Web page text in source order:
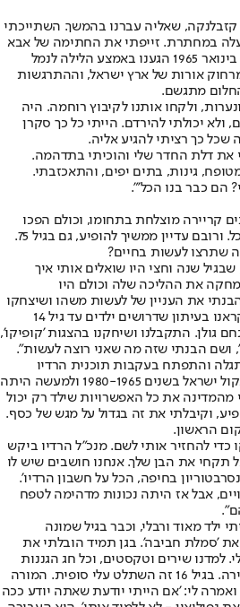
קזבלנקה, שאליה עברנו בהמשך. השתייכתי
במחתרת. זייפתי את החתימה של אבא
שלי, שכביכול מאשר לי לעלות. בינואר 1965 הגענו באמצע הלילה לנמל
מרחוק אורות של ארץ ישראל, וההתרגשות
מתגשם.
של כ־14 נערים ונערות, ולקחו אותנו לקיבוץ רוחמה. היה
ולא יכולתי להירדם. הייתי כל כך סקרן
כך רציתי להגיע אליה.
את דלת החדר שלי והוכיתי בתדהמה.
גינות, בתים יפים, והתאכזבתי.
הם כבר בנו הכל'".
קריירה מוצלחת בתחומו, וכולם הפכו
עדיין ממשיך להופיע, גם בגיל 75.
שתרצו לעשות בחיים?
שנה וחצי היו שואלים אותי איך
מחקה את ההליכה שלה וכולם היו
את העניין של לעשות משהו ושיצחקו
ממנו. בגיל 12 חברה שלי ואני קראנו בעיתון שדרושים ילדים עד גיל 14
גולן. התקבלנו ושיחקנו בהצגות 'קופיקו',
ושם הבנתי שזה מה שאני רוצה לעשות".
והתפתח בעקבות תוכנית הרדיו
'תשואות ראשונות', ששודרה בקול ישראל בשנים 1980-1965 ולמעשה היתה
מהמדינה את כל האפשרויות שילד רק יכול
וקיבלתי את זה בגדול על מגש של כסף.
הראשון.
להחזיר אותי לשם. מנכ"ל הרדיו ביקש
תקחי את הבן שלך. אנחנו חושבים שיש לו
בחיפה, הכל על חשבון הרדיו'.
אבל אז היתה נכונות מדהימה לטפח
ילד מאוד ורבלי, וכבר בגיל שמונה
'סמלת חביבה'. בגן תמיד הובלתי את
למדנו שירים וטקסטים, וכל חג הגננות
נתנו לי להוביל את הילדים בשירה. בגיל 16 זה השתלט עלי סופית. המורה
לי: 'אם הייתי יודעת שאתה יודע ככה